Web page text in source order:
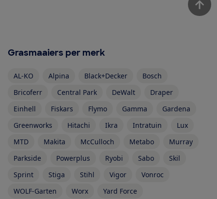
Grasmaaiers per merk
AL-KO Alpina Black+Decker
Bosch
Bricoferr
Central Park DeWalt
Draper
Einhell
Fiskars Flymo Gamma
Gardena
Greenworks
Hitachi Ikra Intratuin
Lux
MTD
Makita McCulloch Metabo
Murray
Parkside
Powerplus Ryobi Sabo
Skil
Sprint
Stiga Stihl Vigor
Vonroc
WOLF-Garten
Worx Yard Force